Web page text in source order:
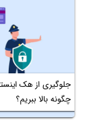
جلوگیری از هک
چگونه بالا ببریم؟